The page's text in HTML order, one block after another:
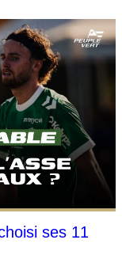
ses 11